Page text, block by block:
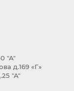
"А"
д.169 «Г»
"А"